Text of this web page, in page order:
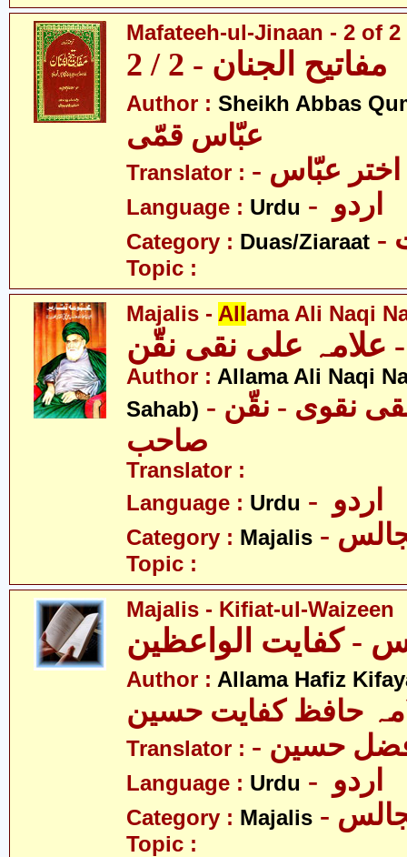
Mafateeh-ul-Jinaan - 2 of 2
مفاتیح الجنان - 2 / 2
Author : Sheikh Abbas
عبّاس قمّی
Translator : اختر عبّاس
Language : Urdu
Category : Duas/Ziaraat
Topic :
Majalis - Allama Ali Naqi
علی نقی نقّن
Author : Allama Ali Naqi
Sahab) - علامہ علی نقی نقوی - نقّن
صاحب
Translator :
Language : Urdu
Category : Majalis
Topic :
Majalis - Kifiat-ul-Waizeen
Author : Allama Hafiz
حافظ کفایت حسین
Translator : افضل حسین
Language : Urdu
Category : Majalis
Topic :